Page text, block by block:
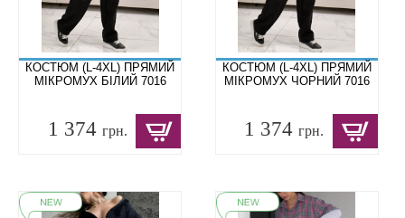
КОСТЮМ (L-4XL) ПРЯМИЙ
МІКРОМУХ БІЛИЙ 7016
1 374 грн.
КОСТЮМ (L-4XL) ПРЯМИЙ
МІКРОМУХ ЧОРНИЙ 7016
1 374грн.